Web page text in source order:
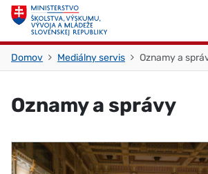
Skočiť na obsah
Domov Mediálny servis Oznamy a
Oznamy a správy
Skočiť na začiatok stránky